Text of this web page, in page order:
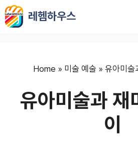
컨
텐
레헴하우스
Home » 미술 예술 » 유아미술
유아미술과 재
이